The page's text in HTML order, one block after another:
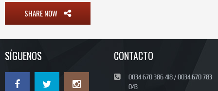
SHARE NOW
SÍGUENOS CONTACTO
0034 670 386 418 / 0034 670 783
043